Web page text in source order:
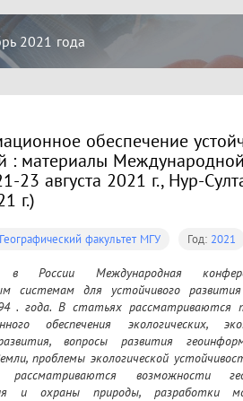
2021 года
обеспечение
: материалы
23 августа 2021 г., Нур-
г.)
Географический факультет МГУ Год: 2021
в России Международная
системам для устойчивого
. года. В статьях рассматриваются
обеспечения экологических,
вопросы развития
проблемы экологической
возможности
и охраны природы, разработки